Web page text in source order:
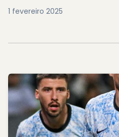
1 fevereiro 2025